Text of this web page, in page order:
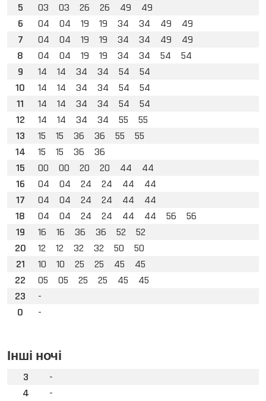
5
03 03 26 26 49
49
6
04 04 19 19 34 34 49
49
7
04 04 19 19 34 34 49
49
8
04 04 19 19 34 34 54
54
9
14 14 34 34 54
54
10
14 14 34 34 54
54
11
14 14 34 34 54
54
12
14 14 34 34 55
55
13
15 15 36 36 55
55
14
15 15 36
36
15
00 00 20 20 44
44
16
04 04 24 24 44
44
17
04 04 24 24 44
44
18
04 04 24 24 44 44 56
56
19
16 16 36 36 52
52
20
12 12 32 32 50
50
21
10 10 25 25 45
45
22
05 05 25 25 45
45
23
-
0
-
Інші ночі
3
-
4
-